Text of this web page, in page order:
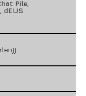
Pile,
dEUS